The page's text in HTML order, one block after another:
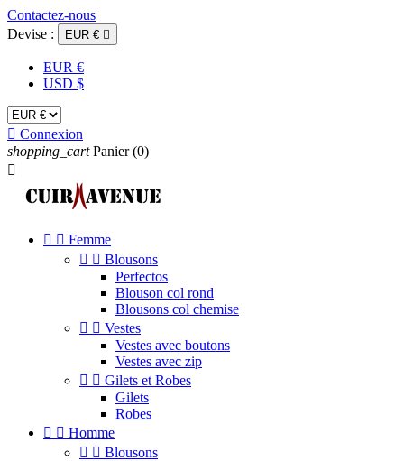
Contactez-nous
Devise :
EUR € 
EUR €
USD $
 Connexion
shopping_cart Panier (0)

  Femme
  Blousons
Perfectos
Blouson col rond
Blousons col chemise
  Vestes
Vestes avec boutons
Vestes avec zip
  Gilets et Robes
Gilets
Robes
  Homme
  Blousons